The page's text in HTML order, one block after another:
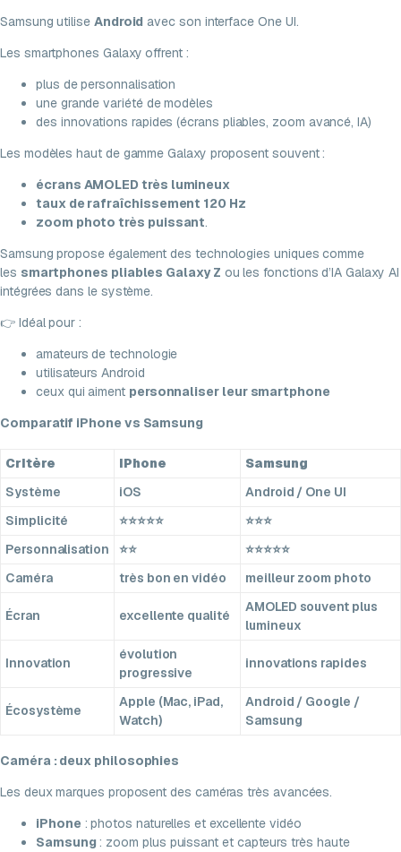
Samsung utilise Android avec son interface One UI.
Les smartphones Galaxy offrent :
plus de personnalisation
une grande variété de modèles
des innovations rapides (écrans pliables, zoom avancé, IA)
Les modèles haut de gamme Galaxy proposent souvent :
écrans AMOLED très lumineux
taux de rafraîchissement 120 Hz
zoom photo très puissant.
Samsung propose également des technologies uniques comme
les smartphones pliables Galaxy Z ou les fonctions d’IA Galaxy AI
intégrées dans le système.
👉 Idéal pour :
amateurs de technologie
utilisateurs Android
ceux qui aiment personnaliser leur smartphone
Comparatif iPhone vs Samsung
Critère iPhone
Samsung
Système
iOS
Android / One UI
Simplicité
⭐⭐⭐⭐⭐
⭐⭐⭐
Personnalisation
⭐⭐
⭐⭐⭐⭐⭐
Caméra
très bon en vidéo meilleur zoom photo
Écran excellente qualité
AMOLED souvent plus
lumineux
Innovation
évolution
progressive
innovations rapides
Écosystème
Apple (Mac, iPad,
Watch)
Android / Google /
Samsung
Caméra : deux philosophies
Les deux marques proposent des caméras très avancées.
iPhone : photos naturelles et excellente vidéo
Samsung: zoom plus puissant et capteurs très haute